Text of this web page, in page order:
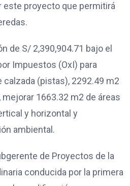
este proyecto que permitirá
de S/ 2,390,904.71 bajo el
Impuestos (OxI) para
(pistas), 2292.49 m2
1663.32 m2 de áreas
y horizontal y
ambiental.
de Proyectos de la
conducida por la primera